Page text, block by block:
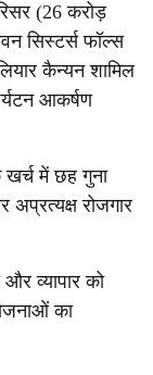
(26 करोड़
सिस्टर्स फॉल्स
कैन्यन शामिल
आकर्षण
में छह गुना
अप्रत्यक्ष रोजगार
व्यापार को
का